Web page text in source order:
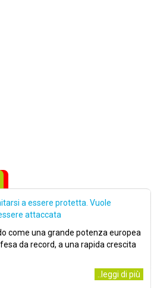
a essere protetta. Vuole
attaccata
come una grande potenza europea
da record, a una rapida crescita
..leggi di più